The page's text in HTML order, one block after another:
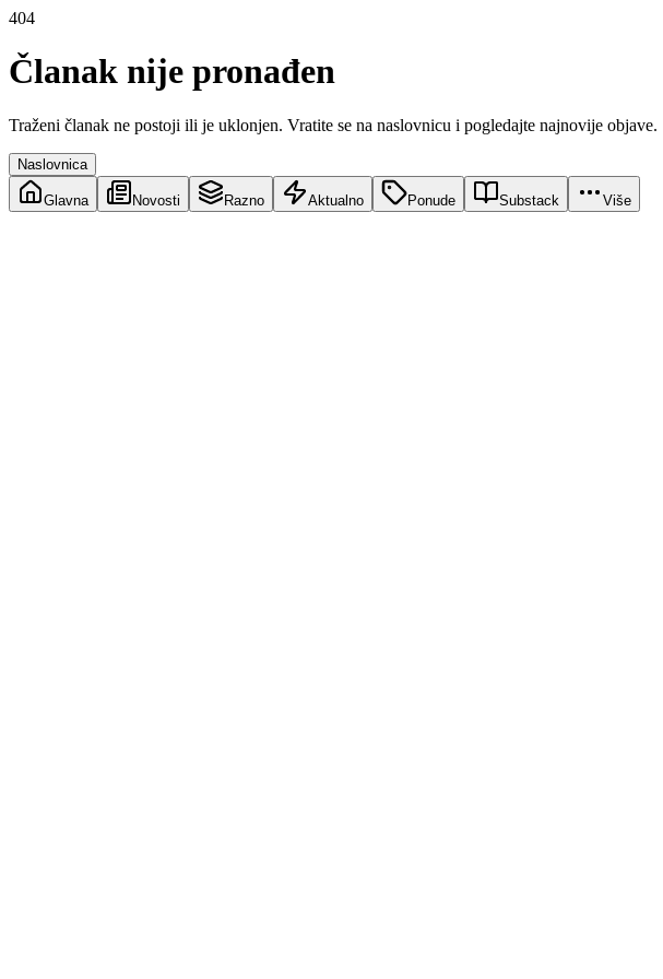
404
Članak nije pronađen
Traženi članak ne postoji ili je uklonjen. Vratite se na naslovnicu i pogledajte najnovije objave.
Naslovnica
Glavna Novosti Razno Aktualno Ponude Substack Više